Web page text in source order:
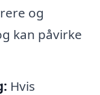
og
kan påvirke
Hvis